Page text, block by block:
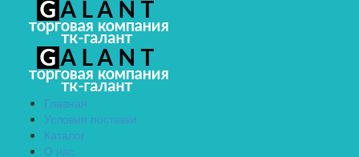
Главная
Условия поставки
Каталог
О нас